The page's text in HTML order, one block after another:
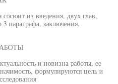
из введения, двух глав,
параграфа, заключения,
и новизна работы, ее
формулируются цель и